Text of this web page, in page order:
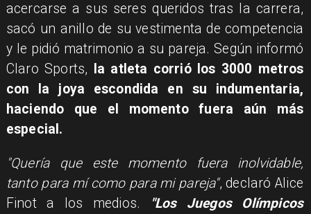
acercarse a sus seres queridos tras la carrera,
sacó un anillo de su vestimenta de competencia
y le pidió matrimonio a su pareja. Según informó
Claro Sports,
la atleta corrió los 3000 metros
con la joya escondida en su indumentaria,
haciendo que el momento fuera aún más
especial.
"Quería que este momento fuera inolvidable,
tanto para mí como para mi pareja", declaró Alice
Finot a los medios.
"Los Juegos Olímpicos